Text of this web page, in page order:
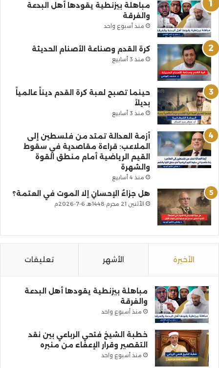
مباهلة بيزنطية يقودها أهل البدعة
والفرقة
منذ أسبوع واحد
كرة القدم وصناعة الأصنام الحديثة
منذ 3 أسابيع
حينما تصبح لعبة كرة القدم ديناً عالمياً
بديلاً
منذ 3 أسابيع
أزمة العدالة تمتد من فلسطين إلى
الملاعب: قراءة مقاصدية في سقوط
القيم الرياضية أمام منطق القوة
والشهرة
منذ 4 أسابيع
هل جزاءُ الإحسانِ إلا الموت في العتمة؟
الأثنين 21 محرم 1448هـ 6-7-2026م
الأخيرة الأشهر تعليقات
مباهلة بيزنطية يقودها أهل البدعة
والفرقة
منذ أسبوع واحد
خطبة الشيخ فتحي الرباعي بين نقد
التقصير وقرار الإعفاء من منبره
منذ أسبوع واحد